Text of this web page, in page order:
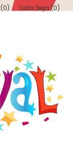
(0) Lista želja (0)